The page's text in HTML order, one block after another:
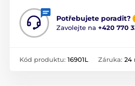
Potřebujete poradit?
Zavolejte na +420 770
Kód produktu: 16901L Záruka: 24